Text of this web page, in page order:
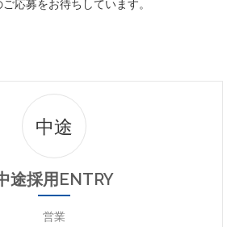
応募をお待ちしています。
中途
途採用ENTRY
営業